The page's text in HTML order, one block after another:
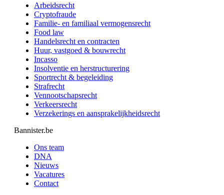
Arbeidsrecht
Cryptofraude
Familie- en familiaal vermogensrecht
Food law
Handelsrecht en contracten
Huur, vastgoed & bouwrecht
Incasso
Insolventie en herstructurering
Sportrecht & begeleiding
Strafrecht
Vennootschapsrecht
Verkeersrecht
Verzekerings en aansprakelijkheidsrecht
Bannister.be
Ons team
DNA
Nieuws
Vacatures
Contact